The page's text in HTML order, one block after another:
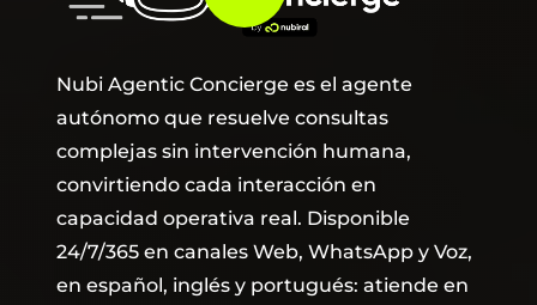
Nubi Agentic Concierge es el agente
autónomo que resuelve consultas
complejas sin intervención humana,
convirtiendo cada interacción en
capacidad operativa real. Disponible
24/7/365 en canales Web, WhatsApp y Voz,
en español, inglés y portugués: atiende en